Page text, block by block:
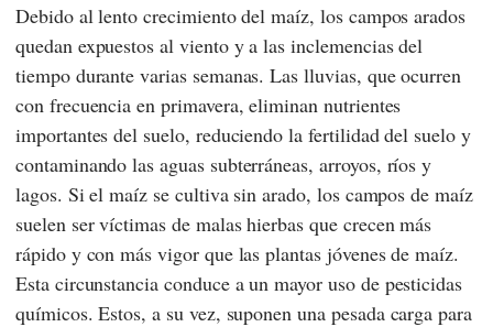
Debido al lento crecimiento del maíz, los campos arados
quedan expuestos al viento y a las inclemencias del
tiempo durante varias semanas. Las lluvias, que ocurren
con frecuencia en primavera, eliminan nutrientes
importantes del suelo, reduciendo la fertilidad del suelo y
contaminando las aguas subterráneas, arroyos, ríos y
lagos. Si el maíz se cultiva sin arado, los campos de maíz
suelen ser víctimas de malas hierbas que crecen más
rápido y con más vigor que las plantas jóvenes de maíz.
Esta circunstancia conduce a un mayor uso de pesticidas
químicos. Estos, a su vez, suponen una pesada carga para